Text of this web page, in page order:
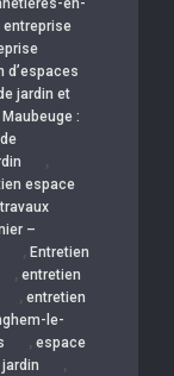
en-
entreprise
d’espaces
jardin et
:
,
espace
–
, Entretien
, entretien
, entretien
le-
, espace
,